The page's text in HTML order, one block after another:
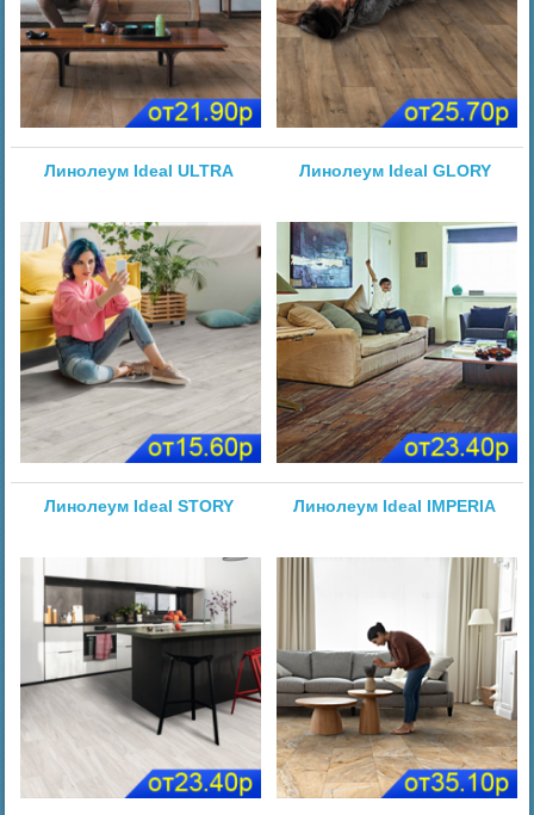
Линолеум Ideal ULTRA Линолеум Ideal GLORY
Линолеум Ideal STORY Линолеум Ideal IMPERIA